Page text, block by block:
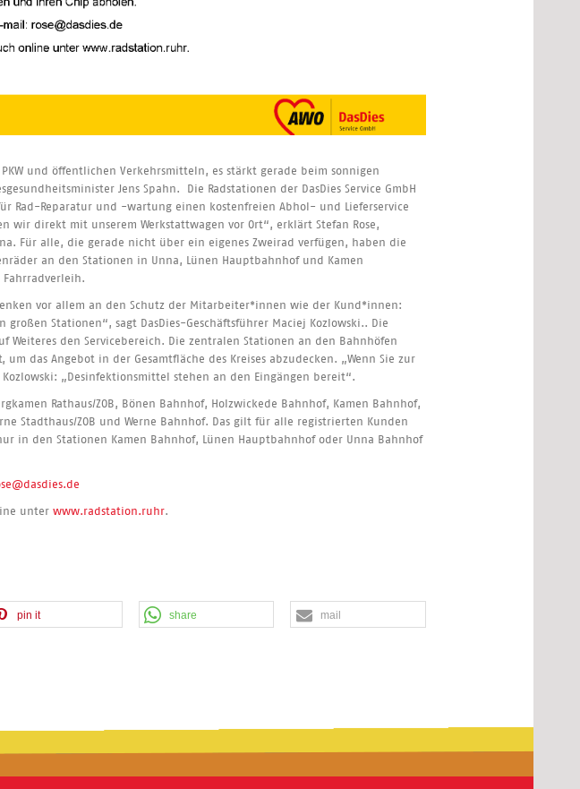
und öffentlichen Verkehrsmitteln, es stärkt gerade beim sonnigen
Jens Spahn. Die Radstationen der DasDies Service GmbH
Rad-Reparatur und -wartung einen kostenfreien Abhol- und Lieferservice
direkt mit unserem Werkstattwagen vor Ort“, erklärt Stefan Rose,
Für alle, die gerade nicht über ein eigenes Zweirad verfügen, haben die
an den Stationen in Unna, Lünen Hauptbahnhof und Kamen
vor allem an den Schutz der Mitarbeiter*innen wie der Kund*innen:
Stationen“, sagt DasDies-Geschäftsführer Maciej Kozlowski.. Die
den Servicebereich. Die zentralen Stationen an den Bahnhöfen
das Angebot in der Gesamtfläche des Kreises abzudecken. „Wenn Sie zur
„Desinfektionsmittel stehen an den Eingängen bereit“.
Rathaus/ZOB, Bönen Bahnhof, Holzwickede Bahnhof, Kamen Bahnhof,
Stadthaus/ZOB und Werne Bahnhof. Das gilt für alle registrierten Kunden
in den Stationen Kamen Bahnhof, Lünen Hauptbahnhof oder Unna Bahnhof
unter www.radstation.ruhr.
pin it share mail